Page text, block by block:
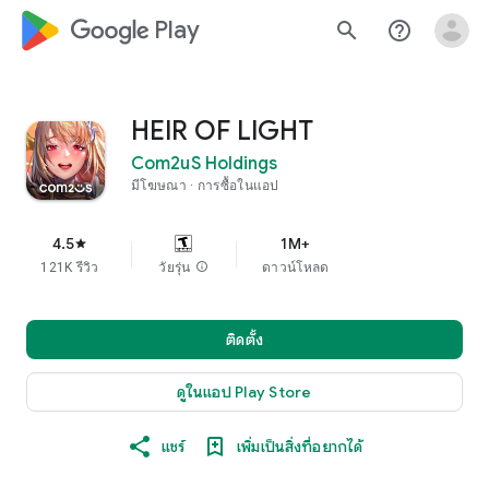
google_logo Play search help_outline
HEIR OF LIGHT
Com2uS Holdings
มีโฆษณา การซื้อในแอป
4.5star
121K รีวิว วัยรุ่น info
1M+
ดาวน์โหลด
ติดตั้ง
ดูในแอป Play Store
แชร์ เพิ่มเป็นสิ่งที่อยากได้